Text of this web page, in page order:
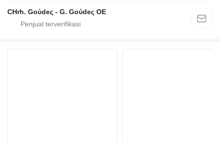
CHrh. Goύdeς - G. Goύdeς OE